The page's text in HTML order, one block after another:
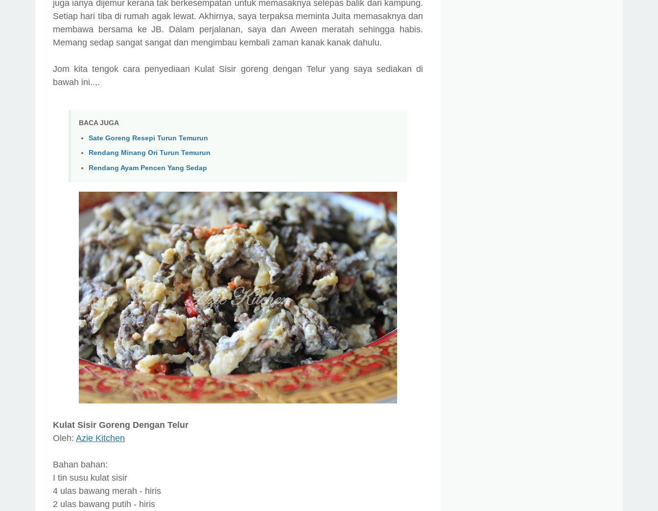
juga ianya dijemur kerana tak berkesempatan untuk memasaknya selepas balik dari kampung.
Setiap hari tiba di rumah agak lewat. Akhirnya, saya terpaksa meminta Juita memasaknya dan
membawa bersama ke JB. Dalam perjalanan, saya dan Aween meratah sehingga habis.
Memang sedap sangat sangat dan mengimbau kembali zaman kanak kanak dahulu.
Jom kita tengok cara penyediaan Kulat Sisir goreng dengan Telur yang saya sediakan di
bawah ini..,.
BACA JUGA
Sate Goreng Resepi Turun Temurun
Rendang Minang Ori Turun Temurun
Rendang Ayam Pencen Yang Sedap
Kulat Sisir Goreng Dengan Telur
Oleh: Azie Kitchen
Bahan bahan:
I tin susu kulat sisir
4 ulas bawang merah - hiris
2 ulas bawang putih - hiris